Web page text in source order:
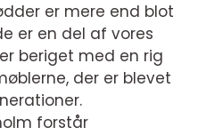
er mere end blot
er en del af vores
beriget med en rig
der er blevet
forstår